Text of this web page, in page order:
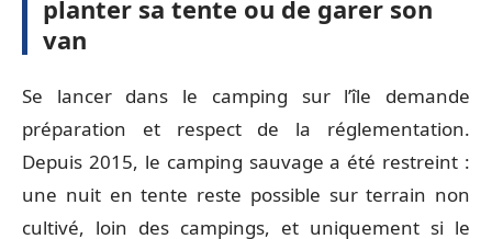
planter sa tente ou de garer son
van
Se lancer dans le camping sur l’île demande
préparation et respect de la réglementation.
Depuis 2015, le camping sauvage a été restreint :
une nuit en tente reste possible sur terrain non
cultivé, loin des campings, et uniquement si le